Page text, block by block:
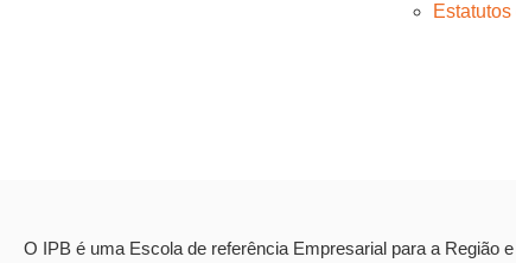
O IPB é uma Escola de referência Empresarial para a Região